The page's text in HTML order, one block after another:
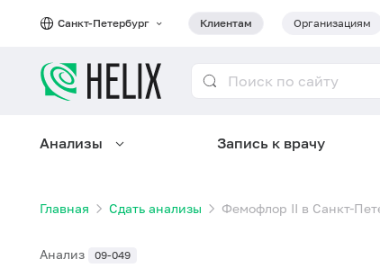
Санкт-Петербург Клиентам Организациям
Анализы Запись к врачу
Главная Сдать анализы Фемофлор II в Санкт-
Анализ 09-049